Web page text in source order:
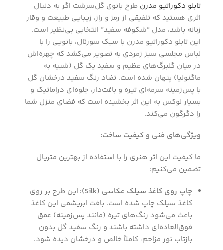
تابلو دکوراتیو مدرن طرح بانوی گل‌سرشت اگر به دنبال
اثری هستید که تلفیقی از رمز و راز، زیبایی طبیعت و وقار
زنانه باشد، مدل “شکوفه سفید” انتخابی بی‌نظیر است.
این تابلو دکوراتیو مدرن با سبک سورئال، بانویی را با
لباس مجلسی سبز زمردی به تصویر می‌کشد که چهره‌اش
در میان گلبرگ‌های عظیم و سفید یک گل (شبیه به
ماگنولیا) پنهان شده است. تضاد رنگ سفید درخشان گل
با پس‌زمینه سرمه‌ای تیره و بافت‌دار، جلوه‌ای دراماتیک و
بسیار لوکس به این اثر بخشیده است که فضای منزل شما
را دگرگون می‌کند.
ویژگی‌های فنی و کیفیت ساخت:
ما کیفیت این اثر هنری را با استفاده از بهترین متریال
تضمین می‌کنیم:
چاپ روی کاغذ سیلک عکاسی (Silk):
این طرح بر روی
کاغذ سیلک چاپ شده است. بافت ابریشمی این کاغذ
باعث می‌شود رنگ‌های تیره (مانند پس‌زمینه) عمق
فوق‌العاده‌ای داشته باشند و رنگ سفید گل بدون
بازتاب نور مزاحم، کاملاً خالص و درخشان دیده شود.